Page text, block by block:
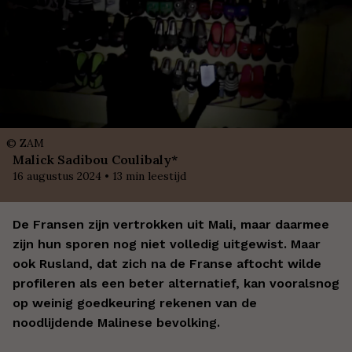
© ZAM
Malick Sadibou Coulibaly*
16 augustus 2024 • 13 min leestijd
De Fransen zijn vertrokken uit Mali, maar daarmee
zijn hun sporen nog niet volledig uitgewist. Maar
ook Rusland, dat zich na de Franse aftocht wilde
profileren als een beter alternatief, kan vooralsnog
op weinig goedkeuring rekenen van de
noodlijdende Malinese bevolking.